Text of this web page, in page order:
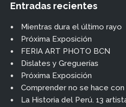
Entradas recientes
Mientras dura el último rayo
Próxima Exposición
FERIA ART PHOTO BCN
Dislates y Greguerías
Próxima Exposición
Comprender no se hace con
La Historia del Perú. 13